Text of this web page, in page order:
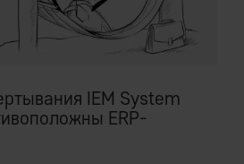
IEM System
ERP-